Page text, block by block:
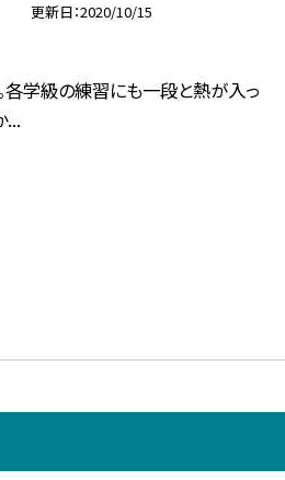
更新日 2020/10/15
各学級の練習にも一段と熱が入っ
...